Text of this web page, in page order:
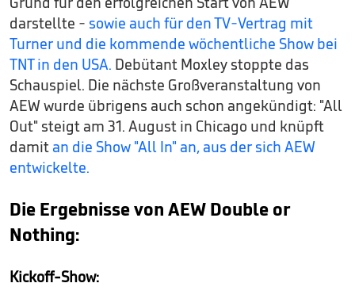
darstellte - sowie auch für den TV-Vertrag mit
Turner und die kommende wöchentliche Show bei
TNT in den USA. Debütant Moxley stoppte das
Schauspiel. Die nächste Großveranstaltung von
AEW wurde übrigens auch schon angekündigt: "All
Out" steigt am 31. August in Chicago und knüpft
damit an die Show "All In" an, aus der sich AEW
entwickelte.
Die Ergebnisse von AEW Double or
Nothing:
Kickoff-Show: